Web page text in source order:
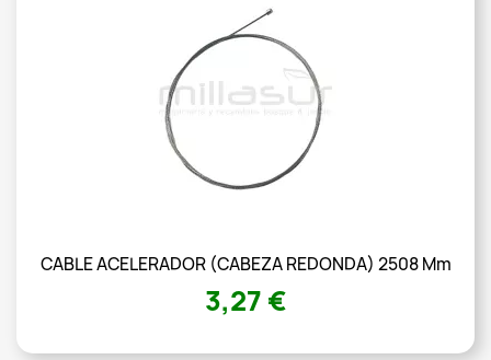
CABLE ACELERADOR (CABEZA REDONDA) 2508 Mm
3,27 €